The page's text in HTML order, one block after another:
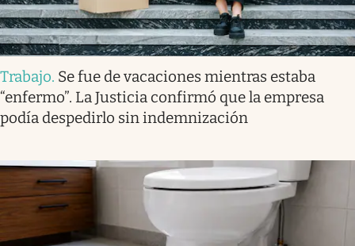
Trabajo. Se fue de vacaciones mientras estaba
“enfermo”. La Justicia confirmó que la empresa
podía despedirlo sin indemnización